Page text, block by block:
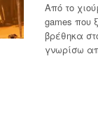
Από το
games που
βρέθηκα
γνωρίσω